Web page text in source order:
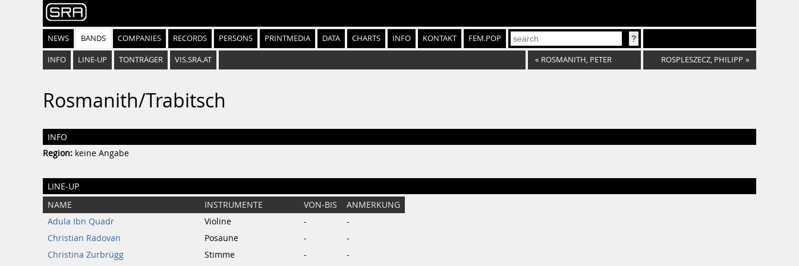
NEWS BANDS COMPANIES RECORDS PERSONS PRINTMEDIA DATA CHARTS INFO KONTAKT FEM.POP
INFO LINE-UP TONTRÄGER VIS.SRA.AT « ROSMANITH, PETER ROSPLESZECZ, PHILIPP »
Rosmanith/Trabitsch
INFO
Region: keine Angabe
LINE-UP
NAME INSTRUMENTE VON-BIS
ANMERKUNG
Adula Ibn Quadr
Violine -
-
Christian Radovan
Posaune -
-
Christina Zurbrügg
Stimme -
-